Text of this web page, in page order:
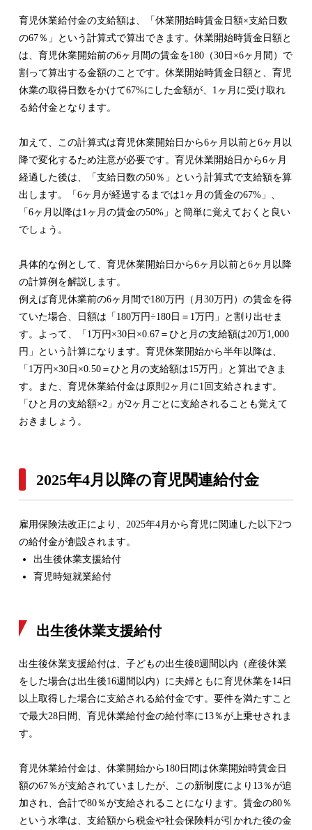
育児休業給付金の支給額は、「休業開始時賃金日額×支給日数
の67％」という計算式で算出できます。休業開始時賃金日額と
は、育児休業開始前の6ヶ月間の賃金を180（30日×6ヶ月間）で
割って算出する金額のことです。休業開始時賃金日額と、育児
休業の取得日数をかけて67%にした金額が、1ヶ月に受け取れ
る給付金となります。
加えて、この計算式は育児休業開始日から6ヶ月以前と6ヶ月以
降で変化するため注意が必要です。育児休業開始日から6ヶ月
経過した後は、「支給日数の50％」という計算式で支給額を算
出します。「6ヶ月が経過するまでは1ヶ月の賃金の67%」、
「6ヶ月以降は1ヶ月の賃金の50%」と簡単に覚えておくと良い
でしょう。
具体的な例として、育児休業開始日から6ヶ月以前と6ヶ月以降
の計算例を解説します。
例えば育児休業前の6ヶ月間で180万円（月30万円）の賃金を得
ていた場合、日額は「180万円÷180日＝1万円」と割り出せま
す。よって、「1万円×30日×0.67＝ひと月の支給額は20万1,000
円」という計算になります。育児休業開始から半年以降は、
「1万円×30日×0.50＝ひと月の支給額は15万円」と算出できま
す。また、育児休業給付金は原則2ヶ月に1回支給されます。
「ひと月の支給額×2」が2ヶ月ごとに支給されることも覚えて
おきましょう。
2025年4月以降の育児関連給付金
雇用保険法改正により、2025年4月から育児に関連した以下2つ
の給付金が創設されます。
出生後休業支援給付
育児時短就業給付
出生後休業支援給付
出生後休業支援給付は、子どもの出生後8週間以内（産後休業
をした場合は出生後16週間以内）に夫婦ともに育児休業を14日
以上取得した場合に支給される給付金です。要件を満たすこと
で最大28日間、育児休業給付金の給付率に13％が上乗せされま
す。
育児休業給付金は、休業開始から180日間は休業開始時賃金日
額の67％が支給されていましたが、この新制度により13％が追
加され、合計で80％が支給されることになります。賃金の80％
という水準は、支給額から税金や社会保険料が引かれた後の金